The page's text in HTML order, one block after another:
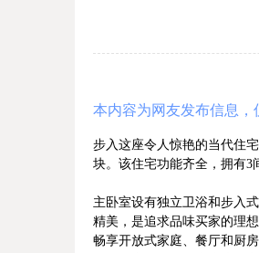
本内容为网友发布信息，
步入这座令人惊艳的当代住
块。该住宅功能齐全，拥有3
主卧室设有独立卫浴和步入
精美，是追求品味买家的理
畅享开放式家庭、餐厅和厨